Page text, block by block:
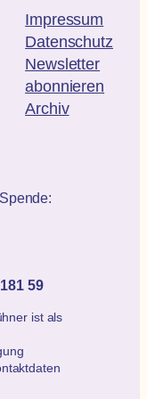
Impressum
Datenschutz
Newsletter
abonnieren
Archiv
59
ist als